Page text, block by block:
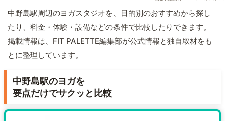
中野島駅周辺のヨガスタジオを、目的別のおすすめから探し
たり、料金・体験・設備などの条件で比較したりできます。
掲載情報は、FIT PALETTE編集部が公式情報と独自取材をも
とに整理しています。
中野島駅のヨガを
要点だけでサクッと比較